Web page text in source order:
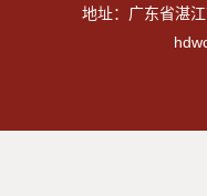
地址：广东省湛